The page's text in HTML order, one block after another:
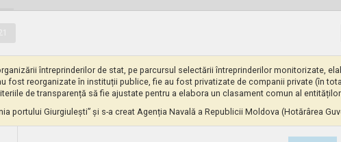
întreprinderilor de stat, pe parcursul selectării întreprinderilor monitorizate,
fost reorganizate în instituții publice, fie au fost privatizate de companii private (în
de transparență să fie ajustate pentru a elabora un clasament comun al
portului Giurgiulești” și s-a creat Agenția Navală a Republicii Moldova (Hotărârea